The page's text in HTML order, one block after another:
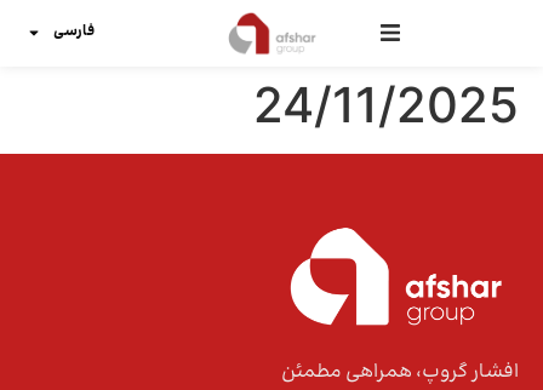
فارسی
24/11/2025
افشار گروپ، همراهی مطمئن